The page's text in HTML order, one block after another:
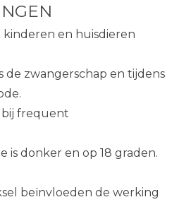
en huisdieren
de zwangerschap en tijdens
bij frequent
is donker en op 18 graden.
beïnvloeden de werking